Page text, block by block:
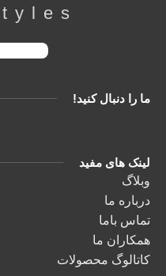
لینک های مفید
وبلاگ
درباره ما
تماس باما
همکاران ما
کاتالوگ محصولات
ما را دنبال کنید!